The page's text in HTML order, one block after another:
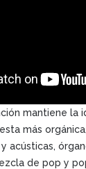
mantiene la
más
acústicas,
de pop y